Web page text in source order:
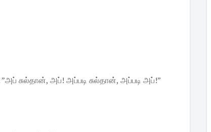
”அப் சுல்தான், அப்! அப்படி சுல்தான், அப்படி அப்!”